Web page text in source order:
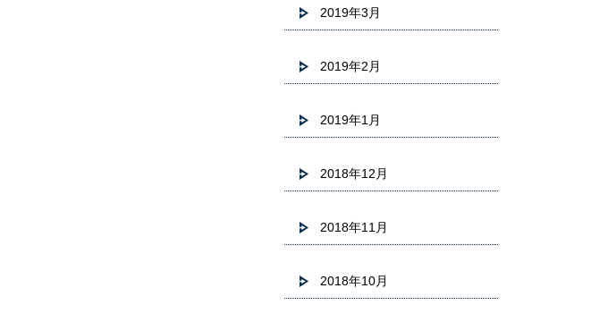
2019年3月
2019年2月
2019年1月
2018年12月
2018年11月
2018年10月